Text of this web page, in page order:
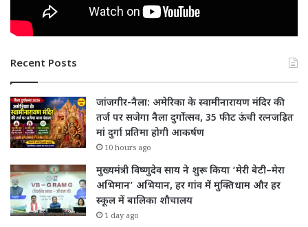
Recent Posts
जांजगीर-नैला: अमेरिका के स्वामीनारायण मंदिर की
तर्ज पर सजेगा नैला दुर्गोत्सव, 35 फीट ऊंची रत्नजड़ित
मां दुर्गा प्रतिमा होगी आकर्षण
10 hours ago
मुख्यमंत्री विष्णुदेव साय ने शुरू किया ‘मेरी बेटी–मेरा
अभिमान’ अभियान, हर गांव में मुक्तिधाम और हर
स्कूल में बालिका शौचालय
1 day ago